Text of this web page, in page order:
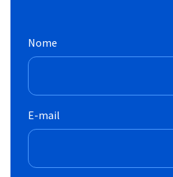
Nome
E-mail